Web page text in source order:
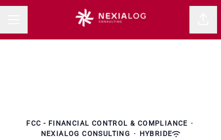
FCC - FINANCIAL CONTROL & COMPLIANCE ·
NEXIALOG CONSULTING
· HYBRIDE